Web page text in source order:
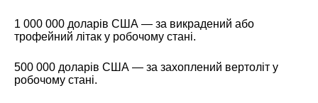
1 000 000 доларів США — за викрадений або
трофейний літак у робочому стані.
500 000 доларів США — за захоплений вертоліт у
робочому стані.